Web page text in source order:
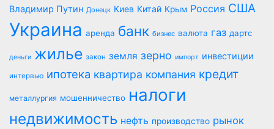
Владимир Путин Донецк Киев Китай Крым Россия США
Украина аренда банк бизнес валюта газ дартс
деньги жилье закон земля зерно импорт инвестиции
интервью ипотека квартира компания кредит
металлургия мошенничество налоги
недвижимость нефть производство рынок